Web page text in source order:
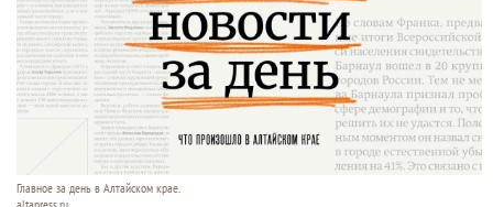
Главное за день в Алтайском крае.